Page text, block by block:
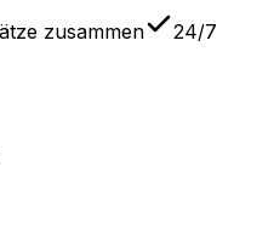
zusammen
24/7